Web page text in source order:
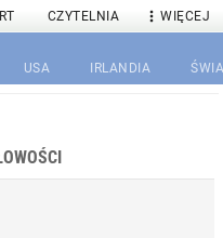
CZYTELNIA  WIĘCEJ
USA IRLANDIA